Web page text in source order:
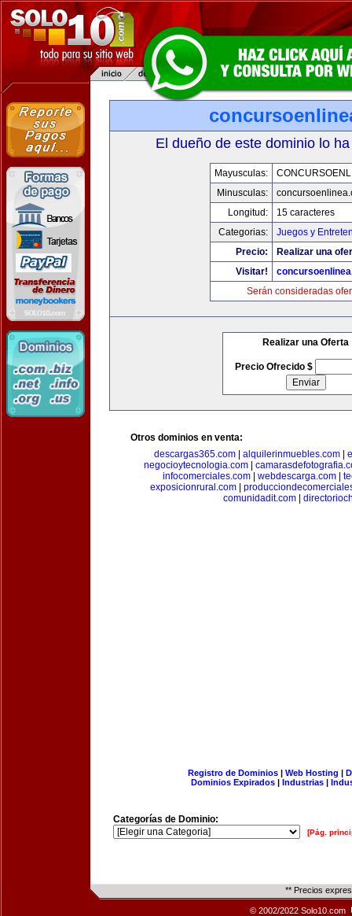
El dueño de este dominio lo
Mayusculas:
Minusculas:
Longitud:
15 caracteres
Categorias:
Juegos y
Precio:
Realizar una
Visitar!
Serán consideradas
Realizar una Oferta
Precio Ofrecido $
Otros dominios en venta:
descargas365.com| alquilerinmuebles.com|
negocioytecnologia.com
infocomerciales.com| webdescarga.com|
exposicionrural.com
comunidadit.com|
Registro de Dominios| Web Hosting |
Dominios Expirados | Industrias |
Categorías de Dominio:
[Pág.
** Precios
© 2002/2022 Solo10.com